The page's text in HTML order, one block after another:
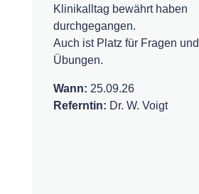
Klinikalltag bewährt haben
durchgegangen.
Auch ist Platz für Fragen
Übungen.
Wann: 25.09.26
Referntin: Dr. W. Voigt